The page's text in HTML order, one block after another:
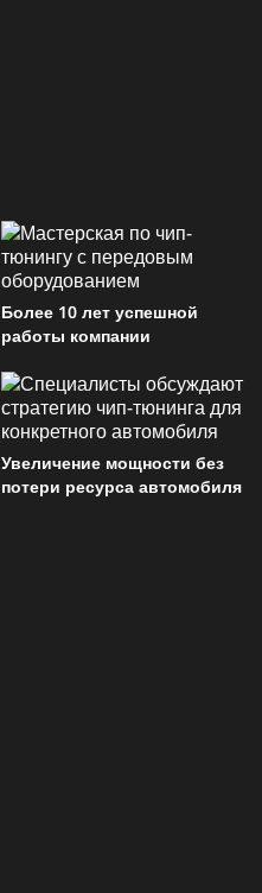
Более 10 лет успешной
работы компании
Увеличение мощности без
потери ресурса автомобиля